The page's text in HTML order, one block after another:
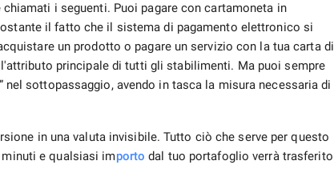
i seguenti. Puoi pagare con cartamoneta in
il fatto che il sistema di pagamento elettronico si
un prodotto o pagare un servizio con la tua carta di
principale di tutti gli stabilimenti. Ma puoi sempre
sottopassaggio, avendo in tasca la misura necessaria di
in una valuta invisibile. Tutto ciò che serve per questo
e qualsiasi importo dal tuo portafoglio verrà trasferito